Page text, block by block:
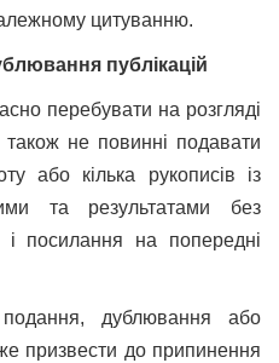
цитуванню.
публікацій
перебувати на розгляді
не повинні подавати
або кілька рукописів із
та результатами без
і посилання на попередні
дублювання або
призвести до припинення